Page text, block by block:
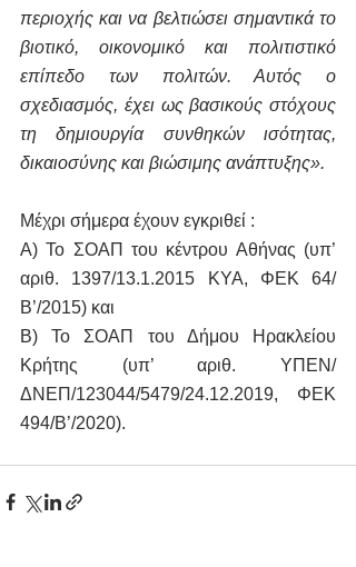
περιοχής και να βελτιώσει σημαντικά το
βιοτικό, οικονομικό και πολιτιστικό
επίπεδο των πολιτών. Αυτός ο
σχεδιασμός, έχει ως βασικούς στόχους
τη δημιουργία συνθηκών ισότητας,
δικαιοσύνης και βιώσιμης ανάπτυξης».
Μέχρι σήμερα έχουν εγκριθεί :
Α) Το ΣΟΑΠ του κέντρου Αθήνας (υπ’
αριθ. 1397/13.1.2015 ΚΥΑ, ΦΕΚ 64/
Β’/2015) και
Β) Το ΣΟΑΠ του Δήμου Ηρακλείου
Κρήτης (υπ’ αριθ. ΥΠΕΝ/
ΔΝΕΠ/123044/5479/24.12.2019, ΦΕΚ
494/Β’/2020).